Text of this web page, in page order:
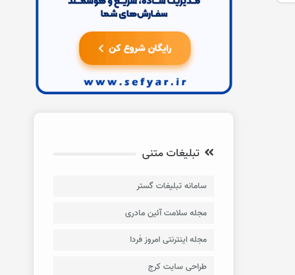
تبلیغات متنی
سامانه تبلیغات گستر
مجله سلامت آئین مادری
مجله اینترنتی امروز فردا
طراحی سایت کرج